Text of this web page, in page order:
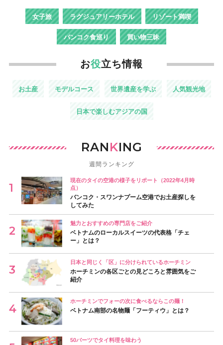
女子旅 ラグジュアリーホテル リゾート満喫
バンコク食巡り 買い物三昧
お役立ち情報
お土産 モデルコース 世界遺産を学ぶ 人気観光地
日本で楽しむアジアの国
RANKING
週間ランキング
現在のタイの空港の様子をリポート（2022年4月時
点）
バンコク・スワンナプーム空港でお土産探しを
してみた
魅力とおすすめの専門店をご紹介
ベトナムのローカルスイーツの代表格「チェ
ー」とは？
日本と同じく「区」に分けられているホーチミン
ホーチミンの各区ごとの見どころと雰囲気をご
紹介
ホーチミンでフォーの次に食べるならこの麺！
ベトナム南部の名物麺「フーティウ」とは？
50バーツでタイ料理を味わう